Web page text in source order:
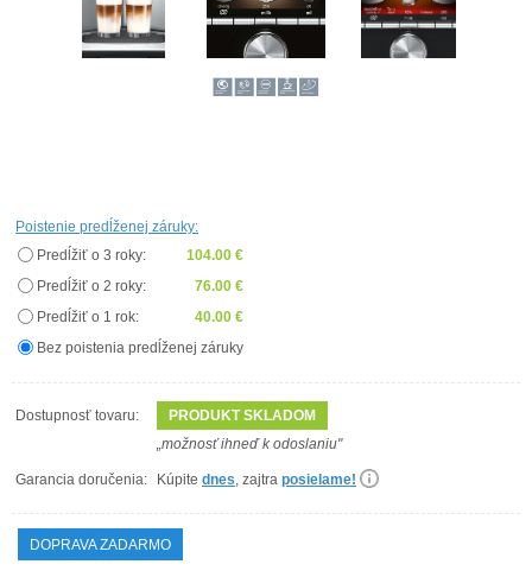
Poistenie predĺženej záruky:
Predĺžiť o 3 roky:
104.00 €
Predĺžiť o 2 roky:
76.00 €
Predĺžiť o 1 rok:
40.00 €
Bez poistenia predĺženej záruky
Dostupnosť tovaru:
PRODUKT SKLADOM
„možnosť ihneď k odoslaniu"
Garancia doručenia: Kúpite dnes , zajtra posielame!
DOPRAVA ZADARMO